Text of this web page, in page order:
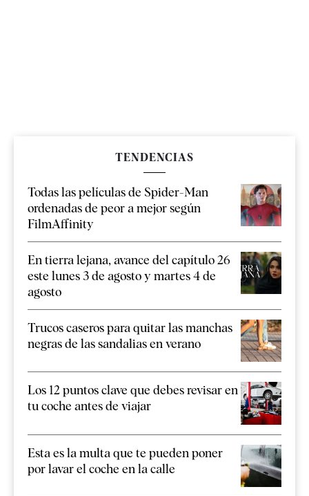
TENDENCIAS
Todas las películas de Spider-Man
ordenadas de peor a mejor según
FilmAffinity
En tierra lejana, avance del capítulo 26
este lunes 3 de agosto y martes 4 de
agosto
Trucos caseros para quitar las manchas
negras de las sandalias en verano
Los 12 puntos clave que debes revisar en
tu coche antes de viajar
Esta es la multa que te pueden poner
por lavar el coche en la calle